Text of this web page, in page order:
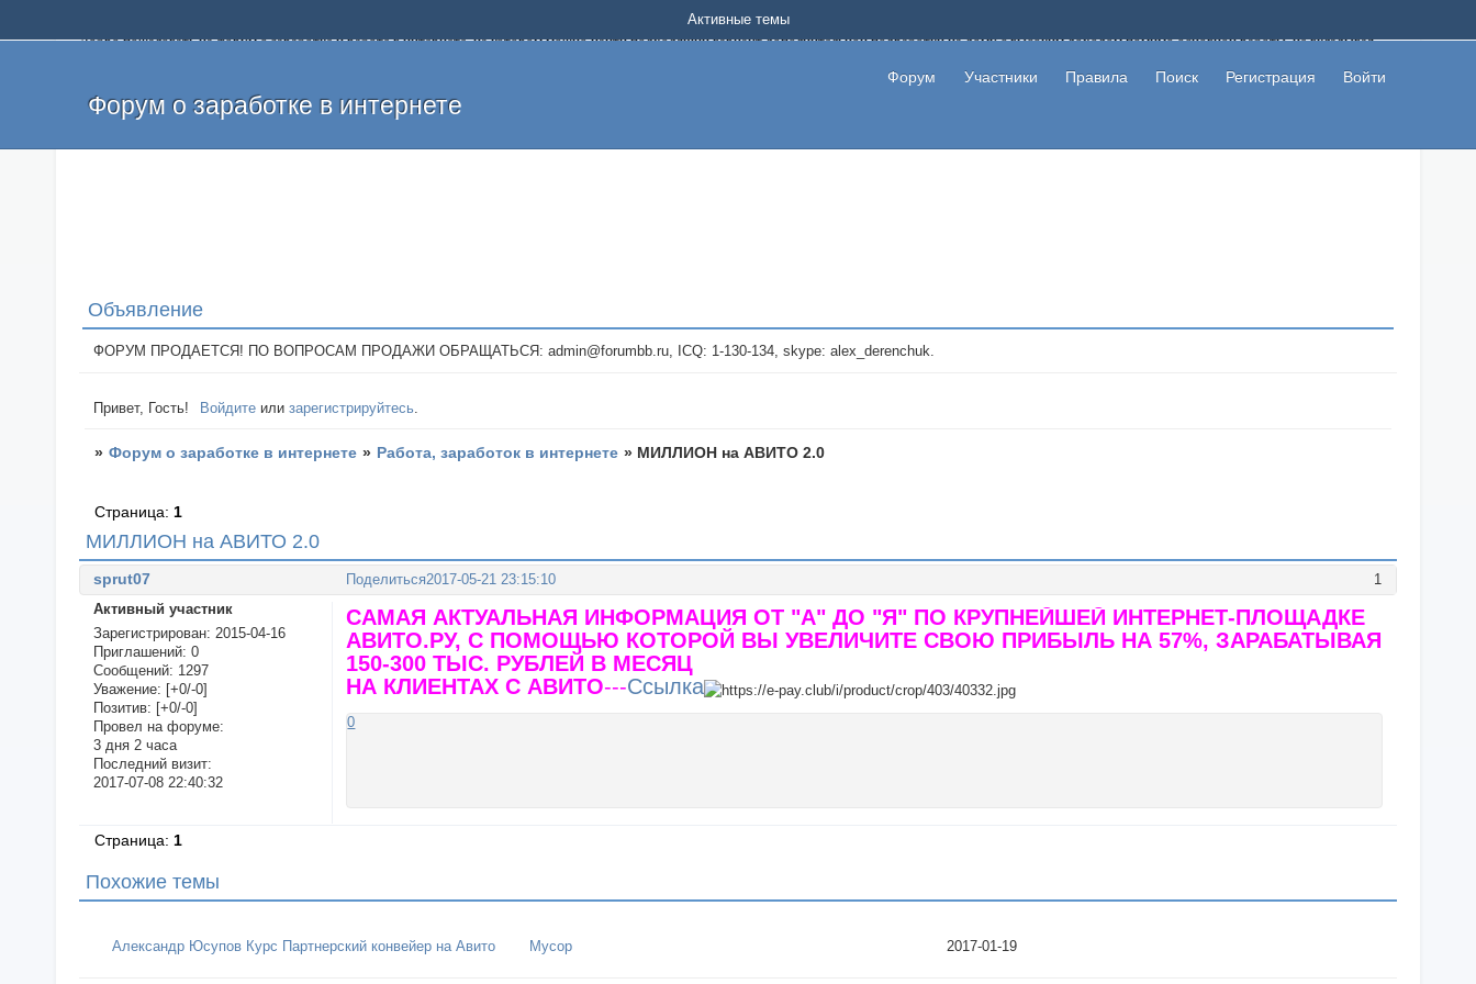
Добро пожаловать на форум о заработке и работе в интернете, на котором можно найти подходящий вариант дополнительной подработки на дому с высоким доходом помимо основной работы, не вкладывая
и оставлять свои отзывы. Если вы знаете, что определенный проект или сайт не платит, то указывайте в теме что это лохотрон, чтобы другие пользователи не попались на развод. Вы сможете начать зарабатывать
легкие деньги без вложений и регистрации уже сегодня. Создавайте новые темы, размещайте объявления со своими пригласительными ссылками и первая прибыль не заставит себя долго ждать.
Форум о заработке в интернете
Форум Участники Правила Поиск Регистрация Войти
Активные темы
Объявление
ФОРУМ ПРОДАЕТСЯ! ПО ВОПРОСАМ ПРОДАЖИ ОБРАЩАТЬСЯ: admin@forumbb.ru, ICQ: 1-130-134, skype: alex_derenchuk.
Привет, Гость! Войдите илизарегистрируйтесь.
» Форум о заработке в интернете » Работа, заработок в интернете » МИЛЛИОН на АВИТО 2.0
МИЛЛИОН на АВИТО 2.0
Страница: 1
Поделиться 1
2017-05-21 23:15:10
sprut07
Активный участник
Зарегистрирован: 2015-04-16
Приглашений: 0
Сообщений: 1297
Уважение: [+0/-0]
Позитив: [+0/-0]
Провел на форуме:
3 дня 2 часа
Последний визит:
2017-07-08 22:40:32
САМАЯ АКТУАЛЬНАЯ ИНФОРМАЦИЯ ОТ "А" ДО "Я" ПО КРУПНЕЙШЕЙ ИНТЕРНЕТ-ПЛОЩАДКЕ
АВИТО.РУ, С ПОМОЩЬЮ КОТОРОЙ ВЫ УВЕЛИЧИТЕ СВОЮ ПРИБЫЛЬ НА 57%, ЗАРАБАТЫВАЯ
150-300 ТЫС. РУБЛЕЙ В МЕСЯЦ
НА КЛИЕНТАХ С АВИТО---Ссылка
0
Страница: 1
Похожие темы
Александр Юсупов Курс Партнерский конвейер на Авито Мусор 2017-01-19